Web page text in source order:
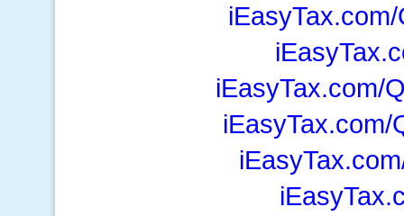
iEasyTax.com/
iEasyTax.com/